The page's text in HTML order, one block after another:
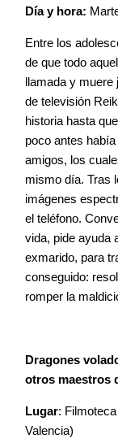
Día y hora:
Entre los
de que todo
llamada y muere
de televisión
historia hasta
poco antes
amigos, los
mismo día. Tras
imágenes
el teléfono.
vida, pide ayuda
exmarido, para
conseguido:
romper la
Dragones
otros maestros
Lugar:
Valencia)